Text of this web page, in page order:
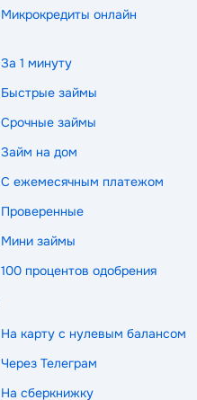
Микрокредиты онлайн
За 1 минуту
Быстрые займы
Срочные займы
Займ на дом
С ежемесячным платежом
Проверенные
Мини займы
100 процентов одобрения
На карту с нулевым балансом
Через Телеграм
На сберкнижку